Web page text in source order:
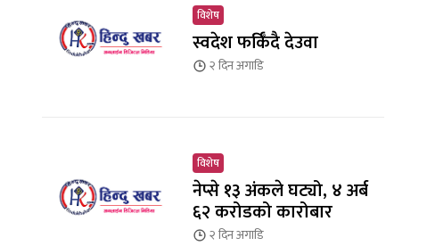
विशेष
स्वदेश फर्किँदै देउवा
२ दिनअगाडि
विशेष
नेप्से १३ अंकले घट्यो, ४ अर्ब
६२ करोडको कारोबार
२ दिनअगाडि